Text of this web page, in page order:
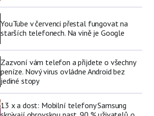
YouTube v červenci přestal fungovat na
starších telefonech. Na vině je Google
Zazvoní vám telefon a přijdete o všechny
peníze. Nový virus ovládne Android bez
jediné stopy
13 x a dost: Mobilní telefony Samsung